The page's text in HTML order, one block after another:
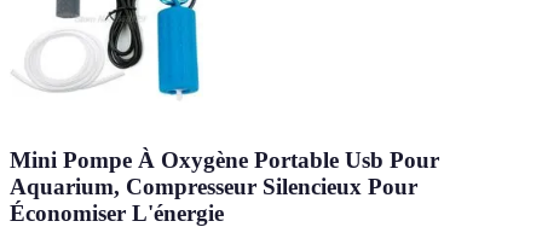
Mini Pompe À Oxygène Portable Usb Pour
Aquarium, Compresseur Silencieux Pour
Économiser L'énergie